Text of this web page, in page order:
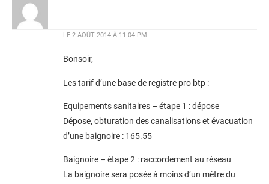
LE 2 AOÛT 2014 À 11:04 PM
Bonsoir,
Les tarif d’une base de registre pro btp :
Equipements sanitaires – étape 1 : dépose
Dépose, obturation des canalisations et évacuation
d’une baignoire : 165.55
Baignoire – étape 2 : raccordement au réseau
La baignoire sera posée à moins d’un mètre du